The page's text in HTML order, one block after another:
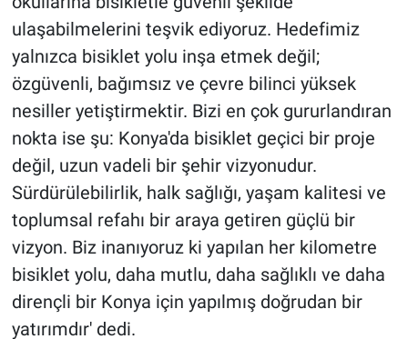
ulaşabilmelerini teşvik ediyoruz. Hedefimiz
yalnızca bisiklet yolu inşa etmek değil;
özgüvenli, bağımsız ve çevre bilinci yüksek
nesiller yetiştirmektir. Bizi en çok gururlandıran
nokta ise şu: Konya'da bisiklet geçici bir proje
değil, uzun vadeli bir şehir vizyonudur.
Sürdürülebilirlik, halk sağlığı, yaşam kalitesi ve
toplumsal refahı bir araya getiren güçlü bir
vizyon. Biz inanıyoruz ki yapılan her kilometre
bisiklet yolu, daha mutlu, daha sağlıklı ve daha
dirençli bir Konya için yapılmış doğrudan bir
yatırımdır' dedi.